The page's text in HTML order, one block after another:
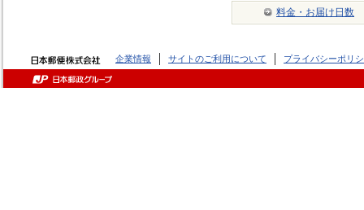
料金・お届け日数
企業情報 サイトのご利用について プライバシーポリ